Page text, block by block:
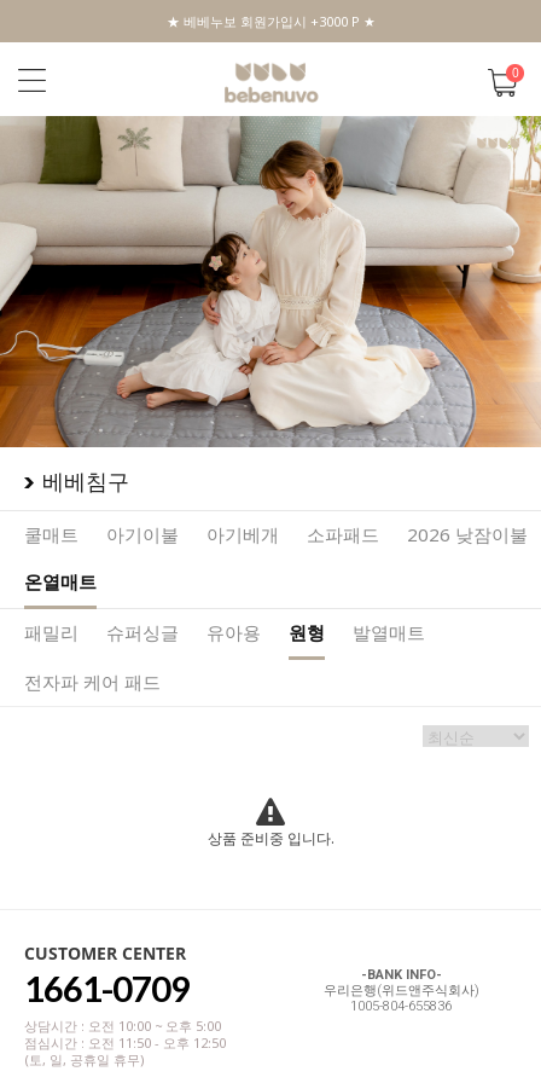
★ 베베누보 회원가입시 +3000 P ★
0
베베침구
쿨매트 아기이불 아기베개 소파패드
2026 낮잠이불
온열매트
패밀리 슈퍼싱글 유아용 원형 발열매트
전자파 케어 패드
상품 준비중 입니다.
CUSTOMER CENTER
1661-0709
상담시간 : 오전 10:00 ~ 오후 5:00
점심시간 : 오전 11:50 - 오후 12:50
(토, 일, 공휴일 휴무)
-BANK INFO-
우리은행(위드앤주식회사)
1005-804-655836